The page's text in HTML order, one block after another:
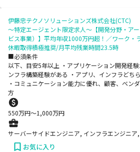
伊藤忠テクノソリューションズ株式会社(CTC)
～特定エージェント限定求人～【開発分野・ア
ビス事業）】平均年収1000万円超！／ワーク・
休暇取得積極推奨/月平均残業時間23.5時
■必須条件
以下、目安5年以上 ・アプリケーション開発経
ンフラ構築経験がある ・アプリ、インフラどち
・コミュニケーション能力に優れ、顧客、ベン
方
550万円〜1,000万円
サーバーサイドエンジニア, インフラエンジニア
お気に入り